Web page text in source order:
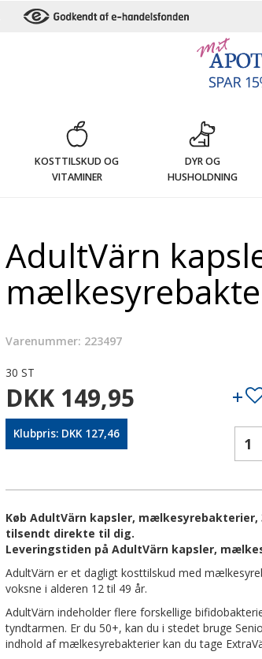
KOSTTILSKUD OG
VITAMINER
DYR OG
HUSHOLDNING
AdultVärn
Varenummer: 223497
30 ST
DKK 149,95
Klubpris: DKK 127,46
Køb AdultVärn kapsler,
tilsendt direkte til dig.
Leveringstiden på AdultVärn kapsler,
AdultVärn er et dagligt kosttilskud med
voksne i alderen 12 til 49 år.
AdultVärn indeholder flere forskellige
tyndtarmen. Er du 50+, kan du i stedet bruge
indhold af mælkesyrebakterier kan du tage